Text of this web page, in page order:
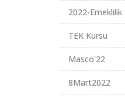
2022-Emeklilik
TEK Kursu
Masco'22
8Mart2022